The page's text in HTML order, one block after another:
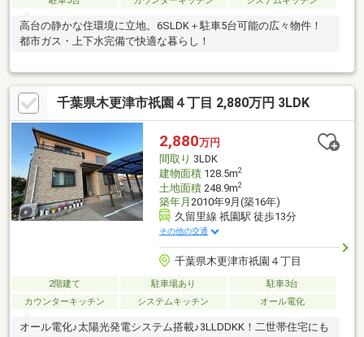
高台の静かな住環境に立地。6SLDK＋駐車5台可能の広々物件！
都市ガス・上下水完備で快適な暮らし！
千葉県木更津市祇園４丁目 2,880万円 3LDK
2,880万円
間取り 3LDK
建物面積128.5m2
土地面積248.9m2
築年月 2010年9月(築16年)
久留里線 祇園駅 徒歩13分
その他の交通
千葉県木更津市祇園４丁目
2階建て 駐車場あり
駐車3台
カウンターキッチン
システムキッチン オール電化
オール電化♪太陽光発電システム搭載♪3LLDDKK！二世帯住宅にも